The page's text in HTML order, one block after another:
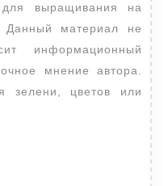
Данный материал не
информационный
мнение автора.
зелени, цветов или